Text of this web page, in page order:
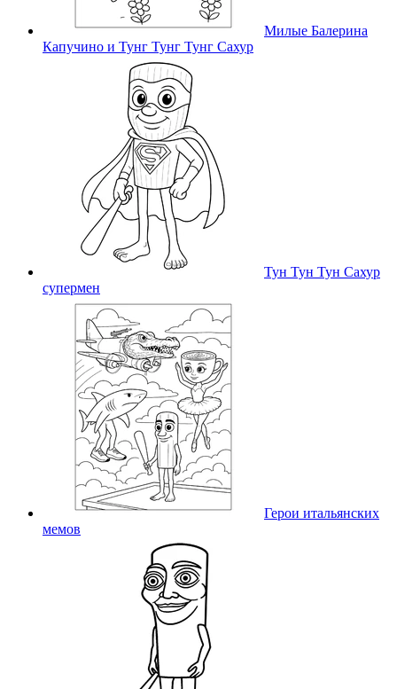
Милые Балерина
Капучино и Тунг Тунг Тунг Сахур
Тун Тун Тун Сахур
супермен
Герои итальянских
мемов